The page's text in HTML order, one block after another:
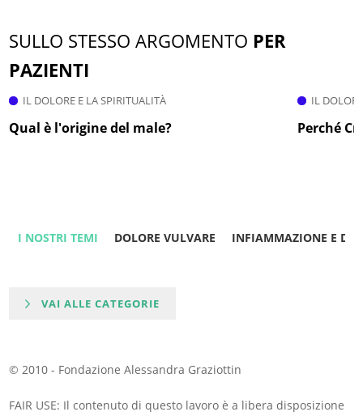
SULLO STESSO ARGOMENTO PER
PAZIENTI
IL DOLORE E LA SPIRITUALITÀ
Qual è l'origine del male?
IL
Perché
I NOSTRI TEMI DOLORE VULVARE INFIAMMAZIONE E
VAI ALLE CATEGORIE
© 2010 - Fondazione Alessandra Graziottin
FAIR USE: Il contenuto di questo lavoro è a libera disposizione